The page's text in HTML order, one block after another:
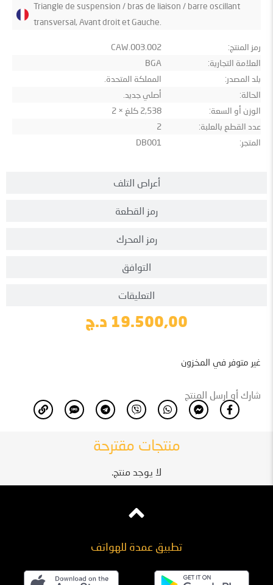
أعراص التلف
رمز القطعة
رمز المحرك
التوافق
التعليقات
Triangle de suspension / bras de liaison / barre oscillant
transversal, Avant droit et Gauche.
رمز المنتج:
CAW.003.002
العلامة التجارية:
BGA
بلد المصدر:
المملكة المتحدة.
الحالة:
أصلي جديد.
الوزن أو السعة:
2,538 كلغ × 2
عدد القطع بالعلبة:
2
المتجر:
DB001
19.500,00 د.ج
غير متوفر في المخزون
شارك أو ارسل المنتج
منتجات مقترحة
لا يوجد منتج.
تطبيق عمدة للهواتف